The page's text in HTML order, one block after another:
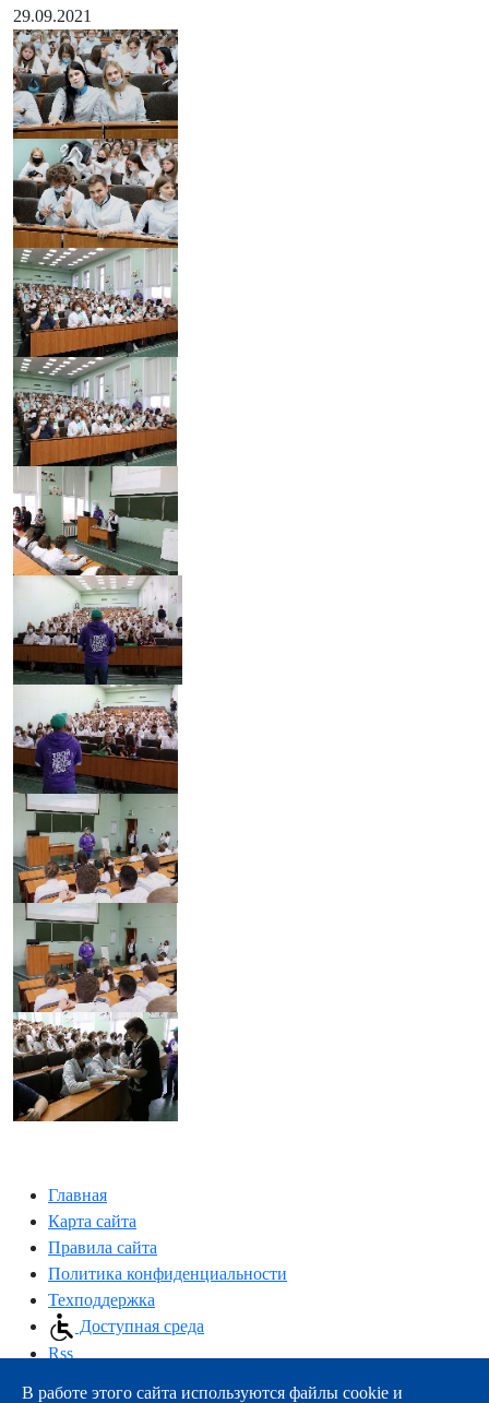
29.09.2021
Главная
Карта сайта
Правила сайта
Политика конфиденциальности
Техподдержка
Доступная среда
Rss
163000, г.Архангельск, пр-т Троицкий, 51
В работе этого сайта используются файлы cookie и